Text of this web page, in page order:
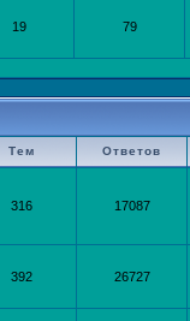
19 79
Тем Ответов
316 17087
392 26727